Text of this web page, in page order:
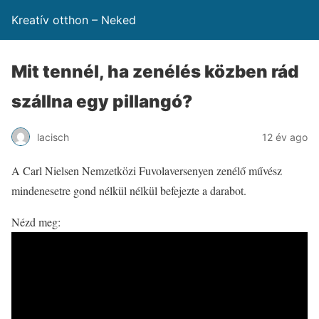
Kreatív otthon – Neked
Mit tennél, ha zenélés közben rád
szállna egy pillangó?
lacisch 12 év ago
A Carl Nielsen Nemzetközi Fuvolaversenyen zenélő művész
mindenesetre gond nélkül nélkül befejezte a darabot.
Nézd meg: